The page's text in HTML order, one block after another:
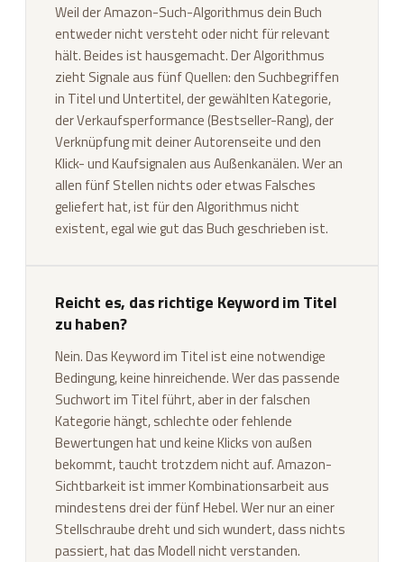
Weil der Amazon-Such-Algorithmus dein Buch
entweder nicht versteht oder nicht für relevant
hält. Beides ist hausgemacht. Der Algorithmus
zieht Signale aus fünf Quellen: den Suchbegriffen
in Titel und Untertitel, der gewählten Kategorie,
der Verkaufsperformance (Bestseller-Rang), der
Verknüpfung mit deiner Autorenseite und den
Klick- und Kaufsignalen aus Außenkanälen. Wer an
allen fünf Stellen nichts oder etwas Falsches
geliefert hat, ist für den Algorithmus nicht
existent, egal wie gut das Buch geschrieben ist.
Reicht es, das richtige Keyword im Titel
zu haben?
Nein. Das Keyword im Titel ist eine notwendige
Bedingung, keine hinreichende. Wer das passende
Suchwort im Titel führt, aber in der falschen
Kategorie hängt, schlechte oder fehlende
Bewertungen hat und keine Klicks von außen
bekommt, taucht trotzdem nicht auf. Amazon-
Sichtbarkeit ist immer Kombinationsarbeit aus
mindestens drei der fünf Hebel. Wer nur an einer
Stellschraube dreht und sich wundert, dass nichts
passiert, hat das Modell nicht verstanden.